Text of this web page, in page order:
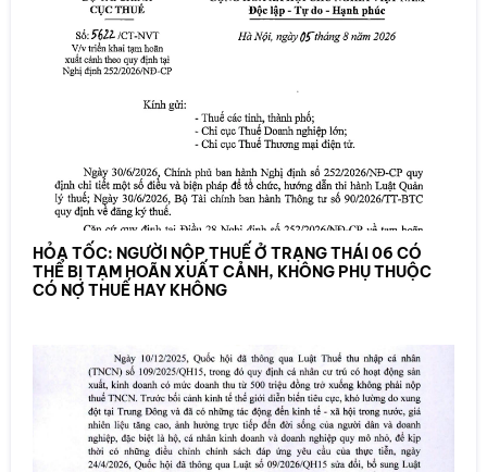
HỎA TỐC: NGƯỜI NỘP THUẾ Ở TRẠNG THÁI 06 CÓ
THỂ BỊ TẠM HOÃN XUẤT CẢNH, KHÔNG PHỤ THUỘC
CÓ NỢ THUẾ HAY KHÔNG